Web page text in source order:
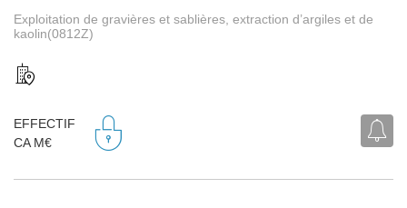
Exploitation de gravières et sablières, extraction d’argiles et de
kaolin(0812Z)
EFFECTIF
CA M€